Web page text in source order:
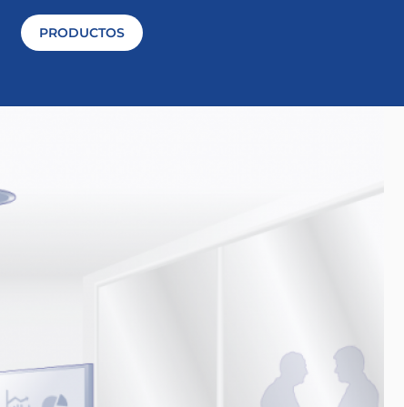
PRODUCTOS